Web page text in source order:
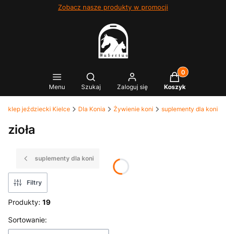
Zobacz nasze produkty w promocji
Menu
Otwórz wyszukiwarkę
Szukaj Zaloguj się
Produkty w
Koszyk
sklep jeździecki Kielce Dla Konia Żywienie koni suplementy dla koni
zioła
suplementy dla koni
Filtry
Produkty: 19
Lista produktów
Sortowanie: